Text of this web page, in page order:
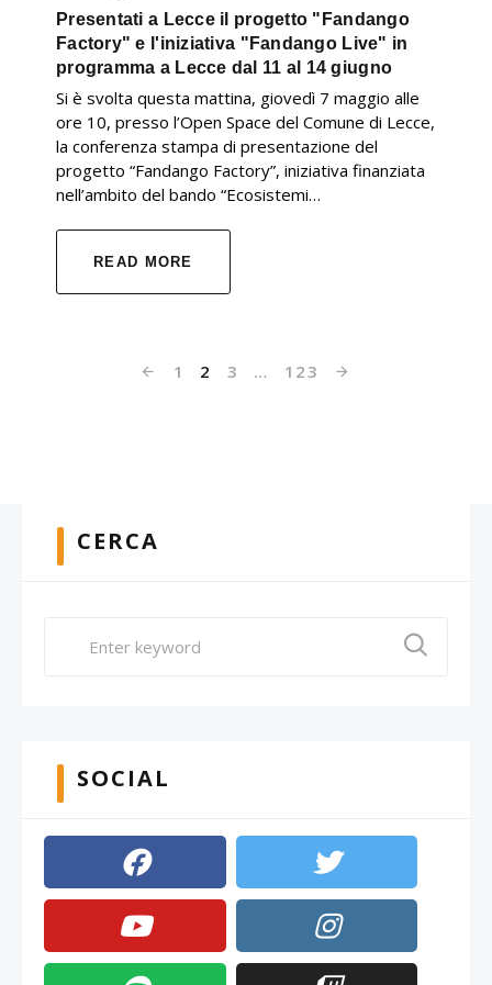
Presentati a Lecce il progetto "Fandango
Factory" e l'iniziativa "Fandango Live" in
programma a Lecce dal 11 al 14 giugno
Si è svolta questa mattina, giovedì 7 maggio alle
ore 10, presso l’Open Space del Comune di Lecce,
la conferenza stampa di presentazione del
progetto “Fandango Factory”, iniziativa finanziata
nell’ambito del bando “Ecosistemi…
READ MORE
1 2 3 … 123
CERCA
SOCIAL